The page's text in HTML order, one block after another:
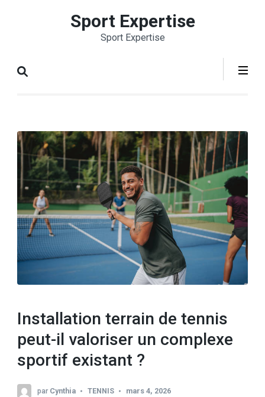
Entrée)
Sport Expertise
Sport Expertise
Installation terrain de tennis
peut-il valoriser un complexe
sportif existant ?
par Cynthia TENNIS mars 4, 2026